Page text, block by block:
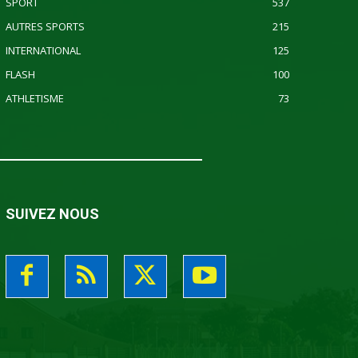
AUTRES SPORTS
215
INTERNATIONAL
125
FLASH
100
ATHLETISME
73
SUIVEZ NOUS